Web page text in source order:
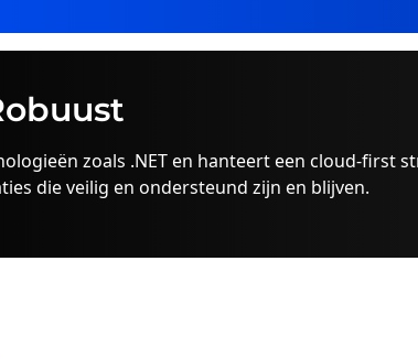
zoals .NET en hanteert een cloud-first
die veilig en ondersteund zijn en blijven.